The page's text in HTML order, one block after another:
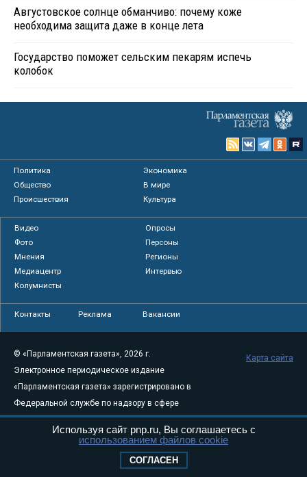
Августовское солнце обманчиво: почему коже
необходима защита даже в конце лета
Государство поможет сельским пекарям испечь
колобок
Политика
Экономика
Общество
В мире
Происшествия
Культура
Видео
Опросы
Фото
Персоны
Мнения
Регионы
Медиацентр
Интервью
Колумнисты
Контакты Реклама Вакансии
© «Парламентская газета», 2026 г.
Электронное периодическое издание
«Парламентская газета» зарегистрировано в
Федеральной службе по надзору в сфере
связи, информационных технологий и
массовых коммуникаций (Роскомнадзор) 05
Свидетельство о регистрации Эл № ФС77-
Карта сайта
Используя сайт pnp.ru, Вы соглашаетесь с
использованием файлов cookie
СОГЛАСЕН